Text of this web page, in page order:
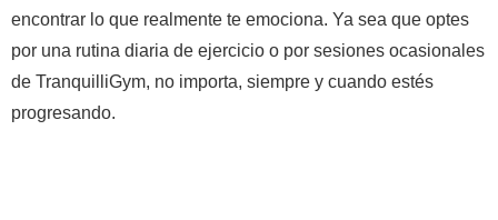
encontrar lo que realmente te emociona. Ya sea que optes
por una rutina diaria de ejercicio o por sesiones ocasionales
de TranquilliGym, no importa, siempre y cuando estés
progresando.